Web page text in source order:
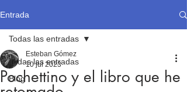
Entrada
Todas las entradas
Blog
Todas las entradas
Pochettino y el libro que he
Esteban Gómez
10 jul 2023